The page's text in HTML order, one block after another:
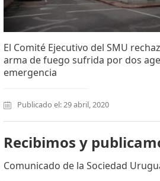
El Comité Ejecutivo del SMU
arma de fuego sufrida por dos
emergencia
Publicado el: 29 abril, 2020
Recibimos y
Comunicado de la Sociedad